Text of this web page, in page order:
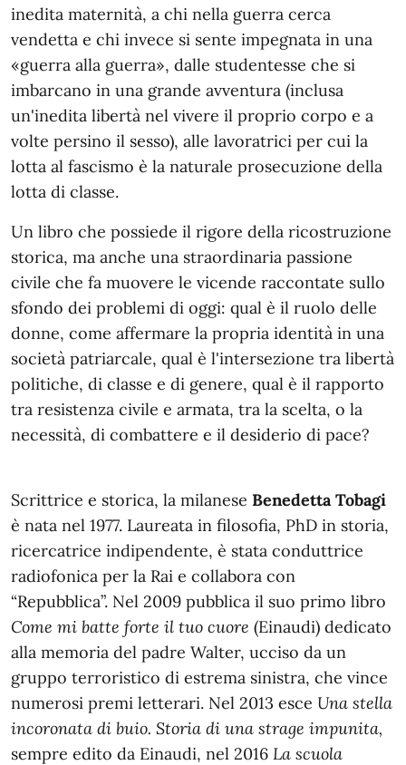
inedita maternità, a chi nella guerra cerca
vendetta e chi invece si sente impegnata in una
«guerra alla guerra», dalle studentesse che si
imbarcano in una grande avventura (inclusa
un'inedita libertà nel vivere il proprio corpo e a
volte persino il sesso), alle lavoratrici per cui la
lotta al fascismo è la naturale prosecuzione della
lotta di classe.
Un libro che possiede il rigore della ricostruzione
storica, ma anche una straordinaria passione
civile che fa muovere le vicende raccontate sullo
sfondo dei problemi di oggi: qual è il ruolo delle
donne, come affermare la propria identità in una
società patriarcale, qual è l'intersezione tra libertà
politiche, di classe e di genere, qual è il rapporto
tra resistenza civile e armata, tra la scelta, o la
necessità, di combattere e il desiderio di pace?
Scrittrice e storica, la milanese Benedetta Tobagi
è nata nel 1977. Laureata in filosofia, PhD in storia,
ricercatrice indipendente, è stata conduttrice
radiofonica per la Rai e collabora con
“Repubblica”. Nel 2009 pubblica il suo primo libro
Come mi batte forte il tuo cuore (Einaudi) dedicato
alla memoria del padre Walter, ucciso da un
gruppo terroristico di estrema sinistra, che vince
numerosi premi letterari. Nel 2013 esce Una stella
incoronata di buio. Storia di una strage impunita,
sempre edito da Einaudi, nel 2016 La scuola